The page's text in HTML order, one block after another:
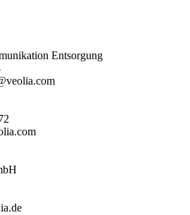
Entsorgung